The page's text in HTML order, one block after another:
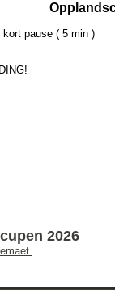
pause ( 5 min )
2026